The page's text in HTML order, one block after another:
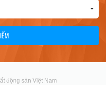
động sản Việt Nam